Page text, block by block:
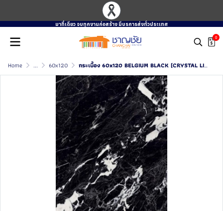
มาที่เดียว จบทุกงานก่อสร้าง มีบรการส่งทั่วประเทศ
0
Home ... 60x120 กระเบื้อง 60x120 BELGIUM BLACK (CRYSTAL LINE CARVING)